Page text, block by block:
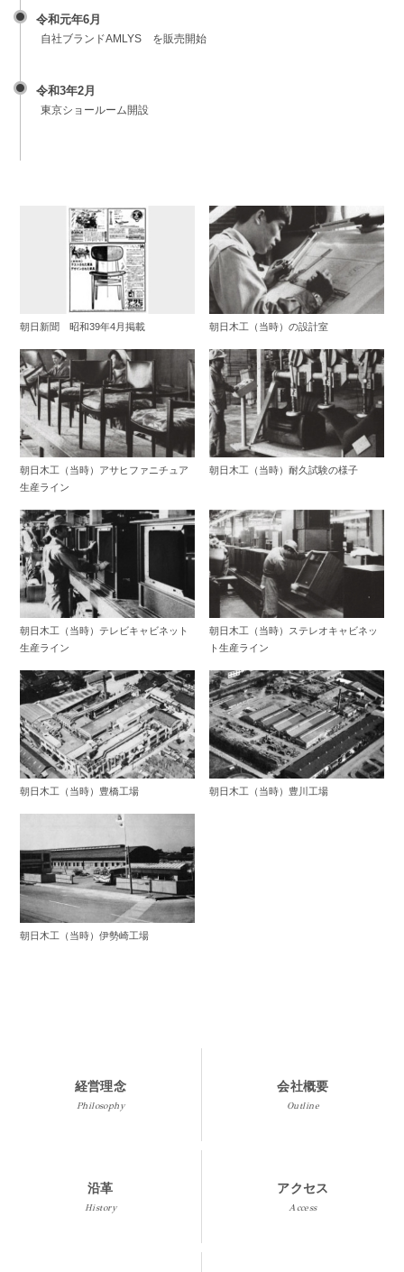
令和元年6月
自社ブランドAMLYS を販売開始
令和3年2月
東京ショールーム開設
朝日新聞 昭和39年4月掲載 朝日木工（当時）の設計室
朝日木工（当時）アサヒファニチュア
生産ライン
朝日木工（当時）耐久試験の様子
朝日木工（当時）テレビキャビネット
生産ライン
朝日木工（当時）ステレオキャビネッ
ト生産ライン
朝日木工（当時）豊橋工場 朝日木工（当時）豊川工場
朝日木工（当時）伊勢崎工場
経営理念
Philosophy
会社概要
Outline
沿革
History
アクセス
Access